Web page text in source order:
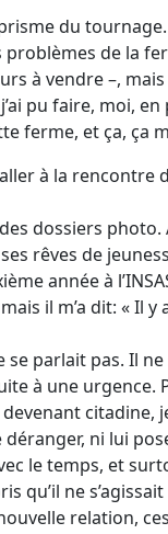
du
problèmes de la
à vendre –, mais
pu faire, moi,
ferme, et ça, ça
à la rencontre
dossiers
rêves de
année à
il m’a dit: « Il
parlait pas. Il
à une urgence.
citadine,
ni lui
le temps, et
qu’il ne
relation,